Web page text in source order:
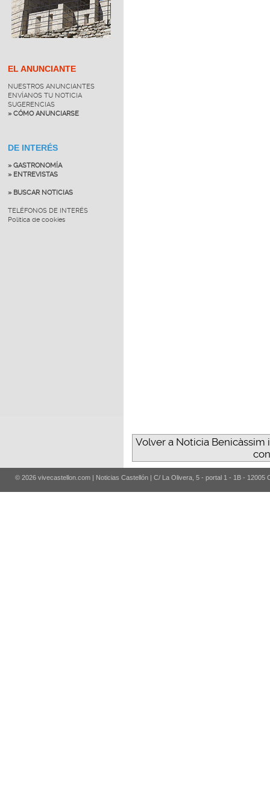
EL ANUNCIANTE
NUESTROS ANUNCIANTES
ENVÍANOS TU NOTICIA
SUGERENCIAS
» CÓMO ANUNCIARSE
DE INTERÉS
» GASTRONOMÍA
» ENTREVISTAS
» BUSCAR NOTICIAS
TELÉFONOS DE INTERÉS
Política de cookies
Volver a Noticia Benicàssim
© 2026 vivecastellon.com | Noticias Castellón | C/ La Olivera, 5 - portal 1 - 1B - 12005